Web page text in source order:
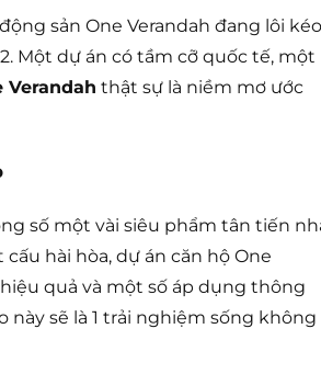
sản One Verandah đang lôi kéo
Một dự án có tầm cỡ quốc tế, một
Verandah thật sự là niềm mơ ước
số một vài siêu phẩm tân tiến
hài hòa, dự án căn hộ One
quả và một số áp dụng thông
sẽ là 1 trải nghiệm sống không